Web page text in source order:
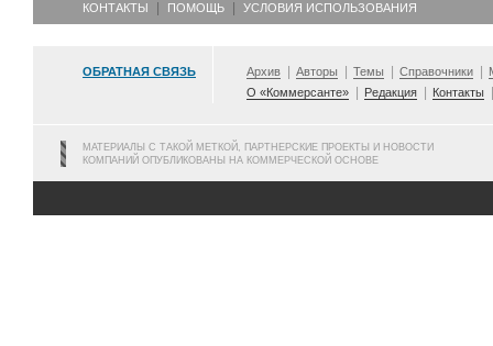
КОНТАКТЫ ПОМОЩЬ УСЛОВИЯ ИСПОЛЬЗОВАНИЯ
ОБРАТНАЯ СВЯЗЬ Архив Авторы Темы Справочники
О «Коммерсанте»
Редакция Контакты
МАТЕРИАЛЫ С ТАКОЙ МЕТКОЙ, ПАРТНЕРСКИЕ ПРОЕКТЫ И НОВОСТИ
КОМПАНИЙ ОПУБЛИКОВАНЫ НА КОММЕРЧЕСКОЙ ОСНОВЕ